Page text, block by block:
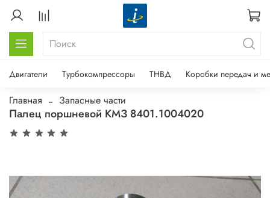
Двигатели Турбокомпрессоры ТНВД Коробки передач и
Главная Запасные части
Палец поршневой КМЗ 8401.1004020